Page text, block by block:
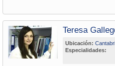
Teresa
Ubicación:
Especialidades: